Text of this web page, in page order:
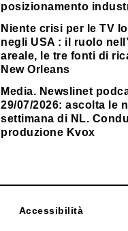
posizionamento
Niente crisi per le TV
negli USA : il ruolo
areale, le tre fonti di
New Orleans
Media. Newslinet
29/07/2026: ascolta le
settimana di NL.
produzione Kvox
Accessibilità